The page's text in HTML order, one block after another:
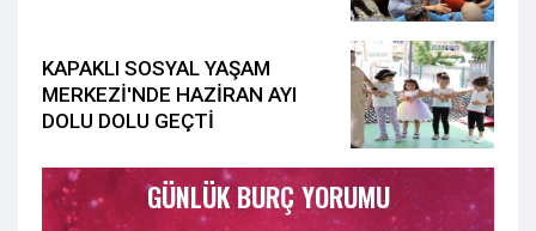
KAPAKLI SOSYAL YAŞAM
MERKEZİ'NDE HAZİRAN AYI
DOLU DOLU GEÇTİ
GÜNLÜK BURÇ YORUMU